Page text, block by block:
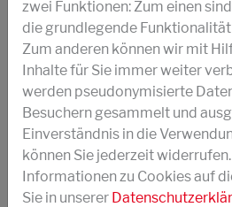
Mischung aus
Flüssiges, wasserlösliches
Herstellung von
biologisch abbaubar
Viskosität bei 20 °C: 1500
Besonders geeignet
auch schwefelvernetztes
zwei Funktionen: Zum einen
die grundlegende
Zum anderen können wir mit
Inhalte für Sie immer weiter
werden pseudonymisierte
Besuchern gesammelt und
Einverständnis in die
können Sie jederzeit
Informationen zu Cookies auf
Sie in unserer